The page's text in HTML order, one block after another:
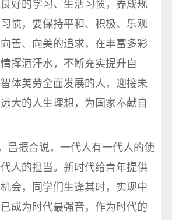
好的学习、生活习惯，养成规
惯，要保持平和、积极、乐观
善、向美的追求，在丰富多彩
挥洒汗水，不断充实提升自
体美劳全面发展的人，迎接未
大的人生理想，为国家奉献自
振合说，一代人有一代人的使
人的担当。新时代给青年提供
会，同学们生逢其时，实现中
成为时代最强音，作为时代的